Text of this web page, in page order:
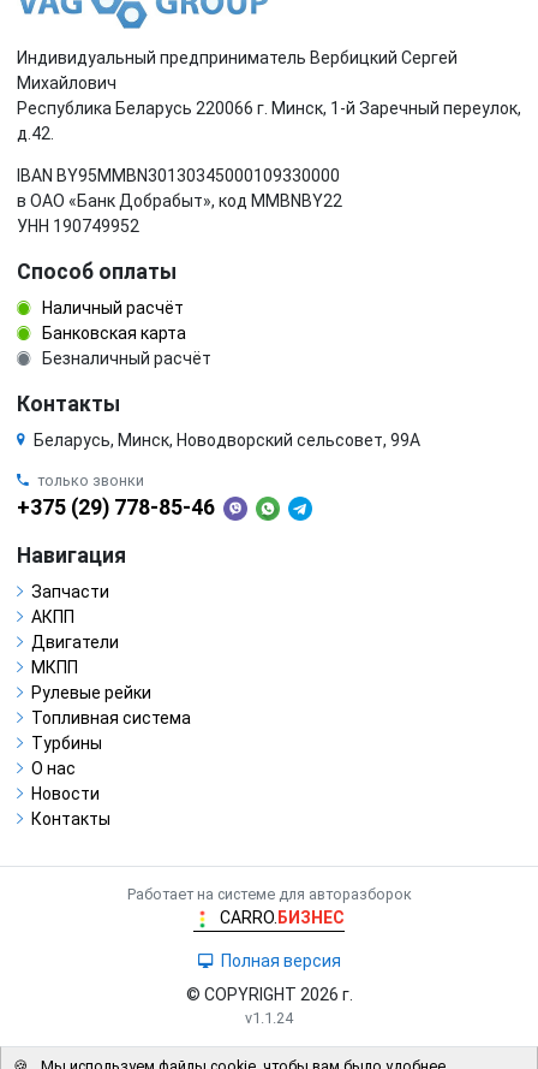
Индивидуальный предприниматель Вербицкий Сергей
Михайлович
Республика Беларусь 220066 г. Минск, 1-й Заречный переулок,
д.42.
IBAN BY95MMBN30130345000109330000
в ОАО «Банк Добрабыт», код MMBNBY22
УНН 190749952
Способ оплаты
Наличный расчёт
Банковская карта
Безналичный расчёт
Контакты
Беларусь, Минск, Новодворский сельсовет, 99А
только звонки
+375 (29) 778-85-46
Навигация
Запчасти
АКПП
Двигатели
МКПП
Рулевые рейки
Топливная система
Турбины
О нас
Новости
Контакты
Работает на системе для авторазборок
CARRO. БИЗНЕС
Полная версия
© COPYRIGHT 2026 г.
v1.1.24